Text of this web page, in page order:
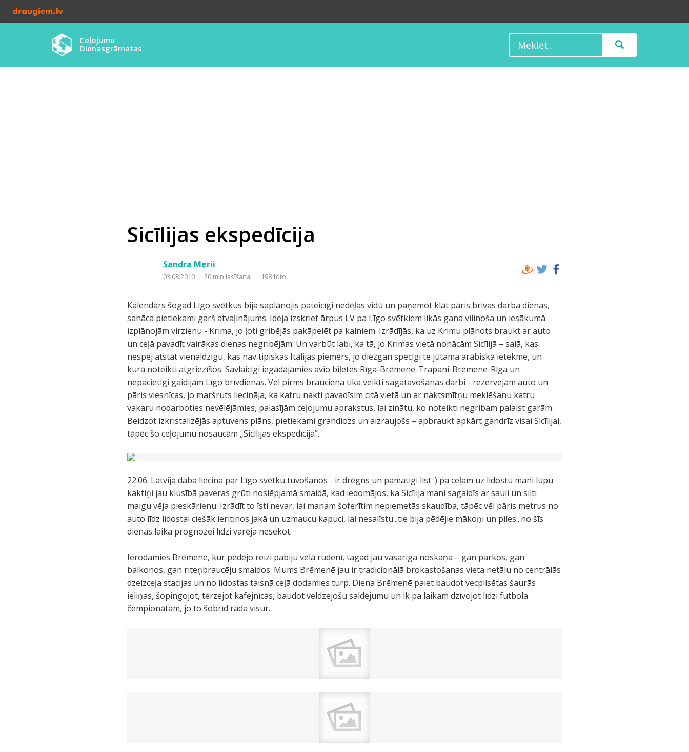
Ceļojumu
Dienasgrāmatas
Sicīlijas ekspedīcija
Sandra Merii
03.08.2010 20 min lasīšanai 198 foto
Kalendārs šogad Līgo svētkus bija saplānojis pateicīgi nedēļas vidū un paņemot klāt pāris brīvas darba dienas,
sanāca pietiekami garš atvaļinājums. Ideja izskriet ārpus LV pa Līgo svētkiem likās gana vilinoša un iesākumā
izplānojām virzienu - Krima, jo ļoti gribējās pakāpelēt pa kalniem. Izrādījās, ka uz Krimu plānots braukt ar auto
un ceļā pavadīt vairākas dienas negribējām. Un varbūt labi, ka tā, jo Krimas vietā nonācām Sicīlijā – salā, kas
nespēj atstāt vienaldzīgu, kas nav tipiskas Itālijas piemērs, jo diezgan spēcīgi te jūtama arābiskā ietekme, un
kurā noteikti atgriezīšos. Savlaicīgi iegādājāmies avio biļetes Rīga-Brēmene-Trapani-Brēmene-Rīga un
nepacietīgi gaidījām Līgo brīvdienas. Vēl pirms brauciena tika veikti sagatavošanās darbi - rezervējām auto un
pāris viesnīcas, jo maršruts liecināja, ka katru nakti pavadīsim citā vietā un ar naktsmītņu meklēšanu katru
vakaru nodarboties nevēlējāmies, palasījām ceļojumu aprakstus, lai zinātu, ko noteikti negribam palaist garām.
Beidzot izkristalizējās aptuvens plāns, pietiekami grandiozs un aizraujošs – apbraukt apkārt gandrīz visai Sicīlijai,
tāpēc šo ceļojumu nosaucām „Sicīlijas ekspedīcija”.
22.06. Latvijā daba liecina par Līgo svētku tuvošanos - ir drēgns un pamatīgi līst :) pa ceļam uz lidostu mani lūpu
kaktiņi jau klusībā paveras grūti noslēpjamā smaidā, kad iedomājos, ka Sicīlija mani sagaidīs ar sauli un silti
maigu vēja pieskārienu. Izrādīt to īsti nevar, lai manam šoferītim nepiemetās skaudība, tāpēc vēl pāris metrus no
auto līdz lidostai ciešāk ieritinos jakā un uzmaucu kapuci, lai nesalīstu...tie bija pēdējie mākoņi un piles...no šīs
dienas laika prognozei līdzi varēja nesekot.
Ierodamies Brēmenē, kur pēdējo reizi pabiju vēlā rudenī, tagad jau vasarīga noskaņa – gan parkos, gan
balkonos, gan riteņbraucēju smaidos. Mums Brēmenē jau ir tradicionālā brokastošanas vieta netālu no centrālās
dzelzceļa stacijas un no lidostas taisnā ceļā dodamies turp. Diena Brēmenē paiet baudot vecpilsētas šaurās
ieliņas, šopingojot, tērzējot kafejnīcās, baudot veldzējošu saldējumu un ik pa laikam dzīvojot līdzi futbola
čempionātam, jo to šobrīd rāda visur.